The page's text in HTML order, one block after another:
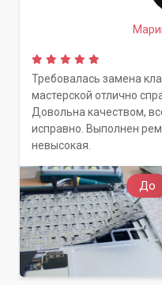
До
Требовалась замена
мастерской отлично
Довольна качеством,
исправно. Выполнен
невысокая.